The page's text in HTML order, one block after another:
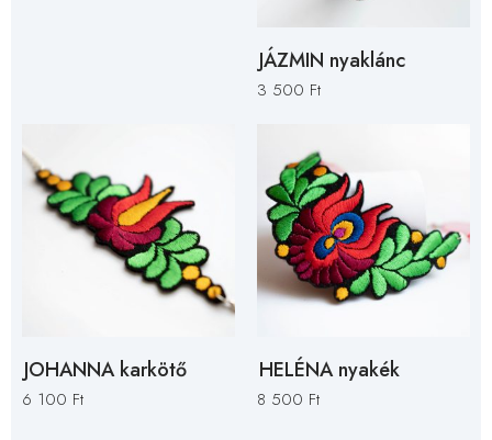
JÁZMIN nyaklánc
3 500 Ft
JOHANNA karkötő
6 100 Ft
HELÉNA nyakék
8 500 Ft